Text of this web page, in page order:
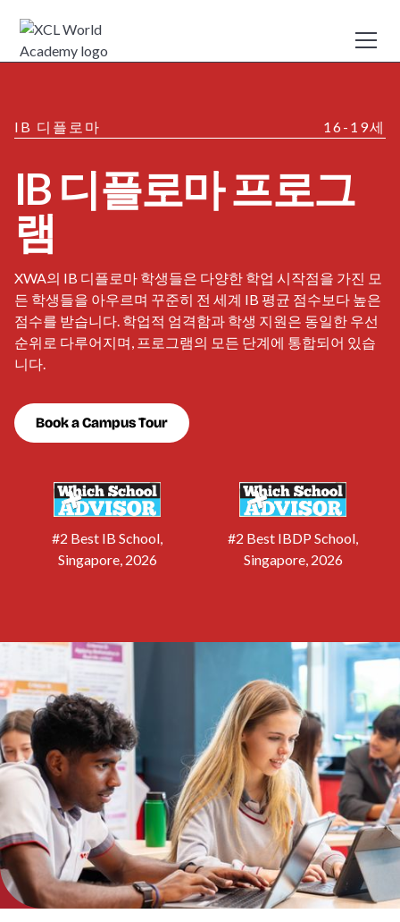
IB 디플로마 16-19세
IB 디플로마 프로그
램
XWA의 IB 디플로마 학생들은 다양한 학업 시작점을 가진 모
든 학생들을 아우르며 꾸준히 전 세계 IB 평균 점수보다 높은
점수를 받습니다. 학업적 엄격함과 학생 지원은 동일한 우선
순위로 다루어지며, 프로그램의 모든 단계에 통합되어 있습
니다.
Book a Campus Tour
#2 Best IB School,
Singapore, 2026
#2 Best IBDP School,
Singapore, 2026